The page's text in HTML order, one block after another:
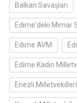
Balkan Savaşları
Edirne'deki Mimar
Edirne AVM
Edirne Kadın
Enezli Milletvekilleri